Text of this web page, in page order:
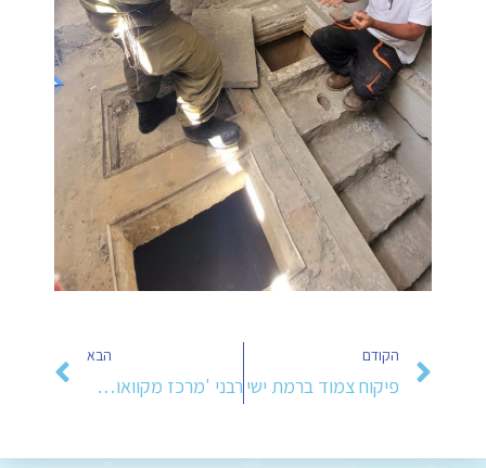
הקודם
פיקוח צמוד ברמת ישי
הבא
רבני 'מרכז מקוואות חב"ד' ביקרו במקווה המשופץ